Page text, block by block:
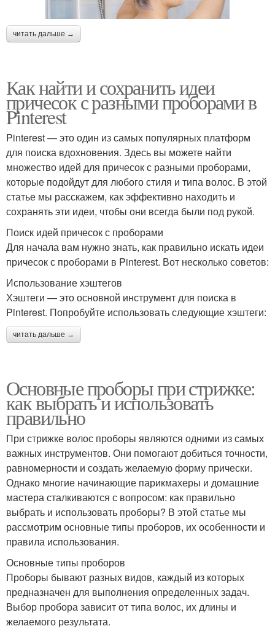
читать дальше →
Как найти и сохранить идеи
причесок с разными проборами в
Pinterest
Pinterest — это один из самых популярных платформ
для поиска вдохновения. Здесь вы можете найти
множество идей для причесок с разными проборами,
которые подойдут для любого стиля и типа волос. В этой
статье мы расскажем, как эффективно находить и
сохранять эти идеи, чтобы они всегда были под рукой.
Поиск идей причесок с проборами
Для начала вам нужно знать, как правильно искать идеи
причесок с проборами в Pinterest. Вот несколько советов:
Использование хэштегов
Хэштеги — это основной инструмент для поиска в
Pinterest. Попробуйте использовать следующие хэштеги:
читать дальше →
Основные проборы при стрижке:
как выбрать и использовать
правильно
При стрижке волос проборы являются одними из самых
важных инструментов. Они помогают добиться точности,
равномерности и создать желаемую форму прически.
Однако многие начинающие парикмахеры и домашние
мастера сталкиваются с вопросом: как правильно
выбрать и использовать проборы? В этой статье мы
рассмотрим основные типы проборов, их особенности и
правила использования.
Основные типы проборов
Проборы бывают разных видов, каждый из которых
предназначен для выполнения определенных задач.
Выбор пробора зависит от типа волос, их длины и
желаемого результата.